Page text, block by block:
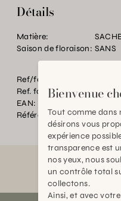
Détails
Matière:
Saison de floraison: SANS
Ref/fourn. Couleur:
Ref. fournisseur:
EAN:
Référence:
Bienvenue
Tout comme dans
désirons vous
expérience
transparence est
nos yeux, nous
un contrôle total
collectons.
Ainsi, et avec